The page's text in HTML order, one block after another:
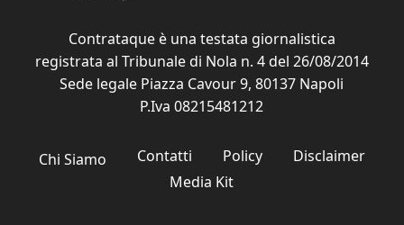
Contrataque è una testata giornalistica
registrata al Tribunale di Nola n. 4 del 26/08/2014
Sede legale Piazza Cavour 9, 80137 Napoli
P.Iva 08215481212
Chi Siamo Contatti Policy
Disclaimer
Media Kit